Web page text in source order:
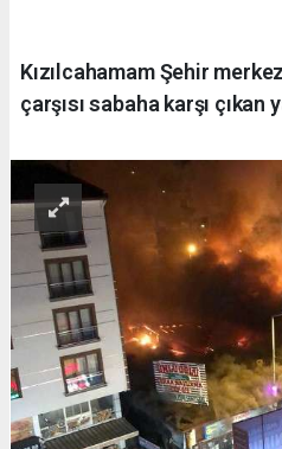
Kızılcahamam Şehir
çarşısı sabaha karşı çıkan